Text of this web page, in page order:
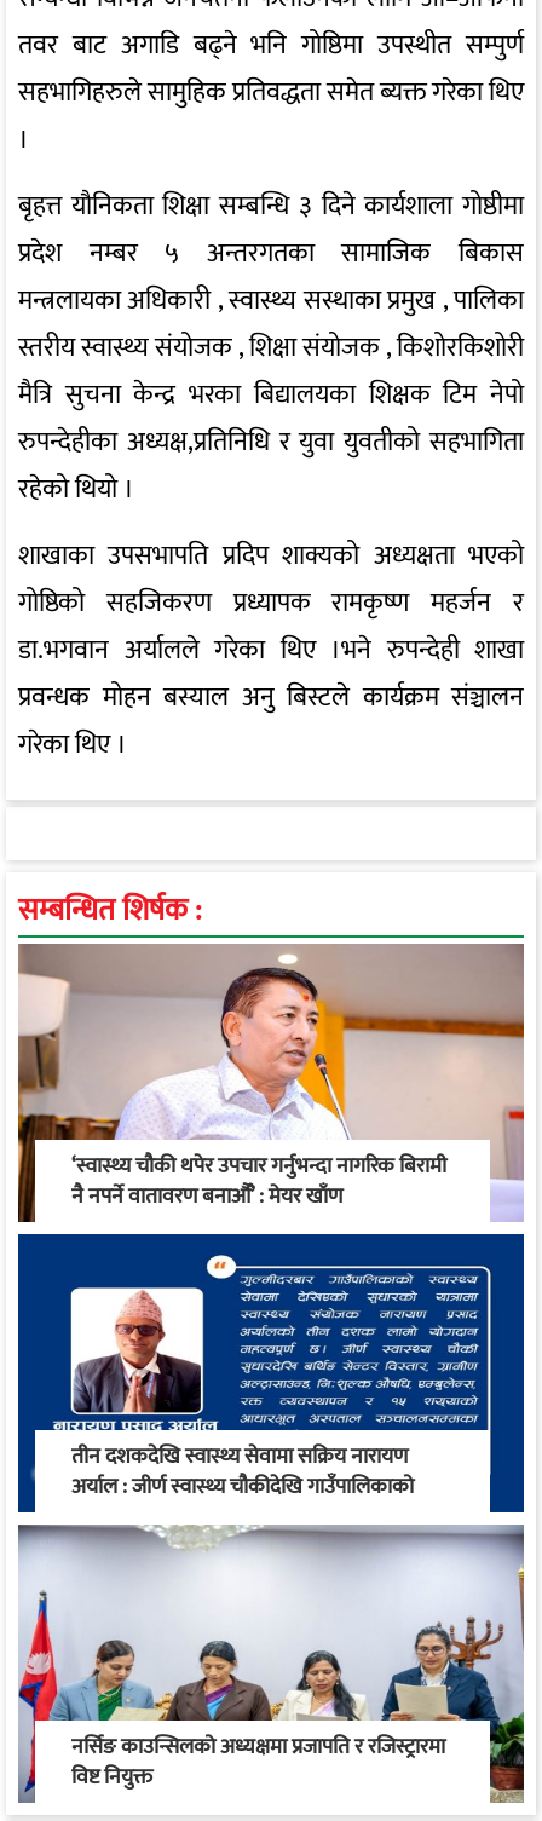
तवर बाट अगाडि बढ्ने भनि गोष्ठिमा उपस्थीत सम्पुर्ण
सहभागिहरुले सामुहिक प्रतिवद्धता समेत ब्यक्त गरेका थिए
।
बृहत्त यौनिकता शिक्षा सम्बन्धि ३ दिने कार्यशाला गोष्ठीमा
प्रदेश नम्बर ५ अन्तरगतका सामाजिक बिकास
मन्त्रलायका अधिकारी , स्वास्थ्य सस्थाका प्रमुख , पालिका
स्तरीय स्वास्थ्य संयोजक , शिक्षा संयोजक , किशोरकिशोरी
मैत्रि सुचना केन्द्र भरका बिद्यालयका शिक्षक टिम नेपो
रुपन्देहीका अध्यक्ष,प्रतिनिधि र युवा युवतीको सहभागिता
रहेको थियो ।
शाखाका उपसभापति प्रदिप शाक्यको अध्यक्षता भएको
गोष्ठिको सहजिकरण प्रध्यापक रामकृष्ण महर्जन र
डा.भगवान अर्यालले गरेका थिए ।भने रुपन्देही शाखा
प्रवन्धक मोहन बस्याल अनु बिस्टले कार्यक्रम संञ्चालन
गरेका थिए ।
सम्बन्धित शिर्षक :
‘स्वास्थ्य चौकी थपेर उपचार गर्नुभन्दा नागरिक बिरामी
नै नपर्ने वातावरण बनाऔँ’ : मेयर खाँण
तीन दशकदेखि स्वास्थ्य सेवामा सक्रिय नारायण
अर्याल : जीर्ण स्वास्थ्य चौकीदेखि गाउँपालिकाको
स्वास्थ्य रूपान्तरण सम्म
नर्सिङ काउन्सिलको अध्यक्षमा प्रजापति र रजिस्ट्रारमा
विष्ट नियुक्त